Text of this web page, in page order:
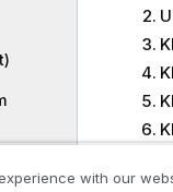
with our